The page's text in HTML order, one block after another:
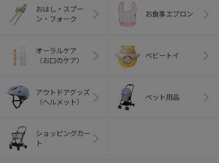
おはし・スプー
ン・フォーク
お食事エプロン
オーラルケア
（お口のケア）
ベビートイ
アウトドアグッズ
（ヘルメット）
ペット用品
ショッピングカー
ト